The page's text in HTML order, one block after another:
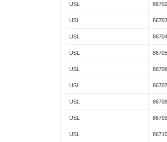
USL 86702
USL 86703
USL 86704
USL 86705
USL 86706
USL 86707
USL 86708
USL 86709
USL 86710